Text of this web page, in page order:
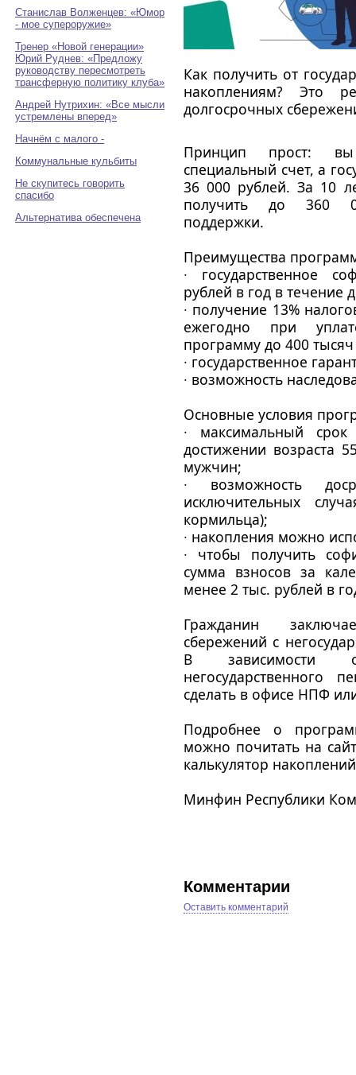
Станислав Волженцев: «Юмор
- мое супероружие»
Тренер «Новой генерации»
Юрий Руднев: «Предложу
руководству пересмотреть
трансферную политику клуба»
Андрей Нутрихин: «Все мысли
устремлены вперед»
Начнём с малого -
Коммунальные кульбиты
Не скупитесь говорить
спасибо
Альтернатива обеспечена
Как получить от
накоплениям? Это
долгосрочных
Принцип прост:
специальный счет, а
36 000 рублей. За 10
получить до 360
поддержки.
Преимущества
∙ государственное
рублей в год в течение
∙ получение 13%
ежегодно при
программу до 400
∙ государственное
∙ возможность
Основные условия
∙ максимальный
достижении возраста
мужчин;
∙ возможность
исключительных
кормильца);
∙ накопления можно
∙ чтобы получить
сумма взносов за
менее 2 тыс. рублей в
Гражданин
сбережений с
В зависимости
негосударственного
сделать в офисе НПФ
Подробнее о
можно почитать на
калькулятор
Минфин Республики
Комментарии
Оставить комментарий